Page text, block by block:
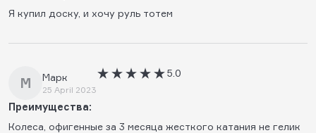
Я купил доску, и хочу руль тотем
М Марк
25 April 2023
5.0
Преимущества:
Колеса, офигенные за 3 месяца жесткого катания не гелик